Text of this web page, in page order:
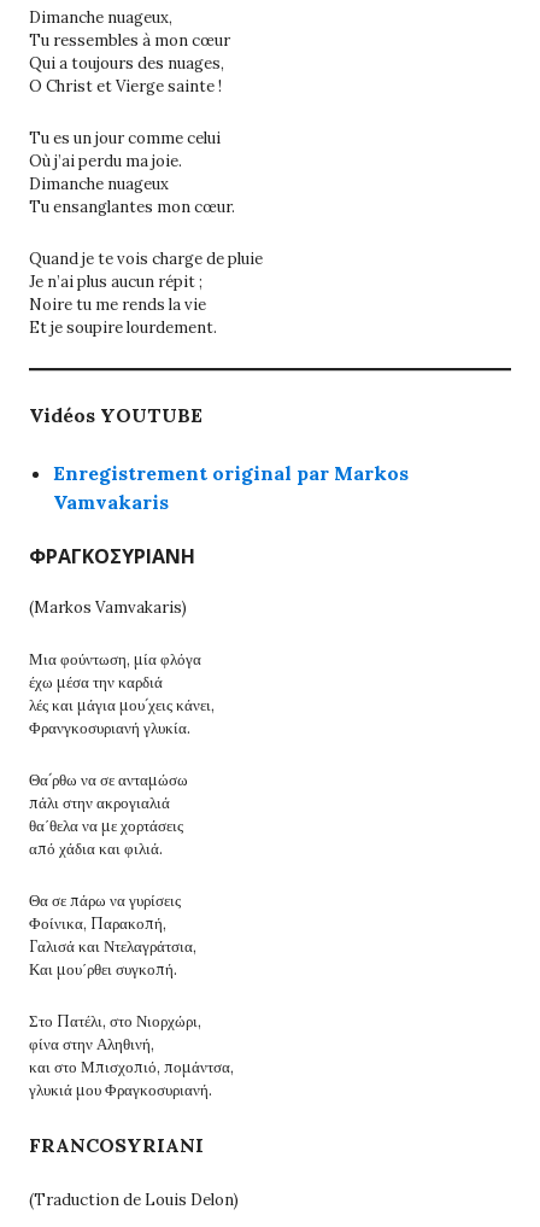
Dimanche nuageux,
Tu ressembles à mon cœur
Qui a toujours des nuages,
O Christ et Vierge sainte !
Tu es un jour comme celui
Où j’ai perdu ma joie.
Dimanche nuageux
Tu ensanglantes mon cœur.
Quand je te vois charge de pluie
Je n’ai plus aucun répit ;
Noire tu me rends la vie
Et je soupire lourdement.
Vidéos YOUTUBE
Enregistrement original par Markos
Vamvakaris
ΦΡΑΓΚΟΣΥΡΙΑΝΗ
(Markos Vamvakaris)
Μια φούντωση, μία φλόγα
έχω μέσα την καρδιά
λές και μάγια μου´χεις κάνει,
Φρανγκοσυριανή γλυκία.
Θα´ρθω να σε ανταμώσω
πάλι στην ακρογιαλιά
θα΄θελα να με χορτάσεις
από χάδια και φιλιά.
Θα σε πάρω να γυρίσεις
Φοίνικα, Παρακοπή,
Γαλισά και Ντελαγράτσια,
Και μου΄ρθει συγκοπή.
Στο Πατέλι, στο Νιορχώρι,
φίνα στην Αληθινή,
και στο Μπισχοπιό, πομάντσα,
γλυκιά μου Φραγκοσυριανή.
FRANCOSYRIANI
(Traduction de Louis Delon)